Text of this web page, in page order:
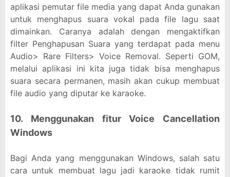
aplikasi pemutar file media yang dapat Anda gunakan
untuk menghapus suara vokal pada file lagu saat
dimainkan. Caranya adalah dengan mengaktifkan
filter Penghapusan Suara yang terdapat pada menu
Audio> Rare Filters> Voice Removal. Seperti GOM,
melalui aplikasi ini kita juga tidak bisa menghapus
suara secara permanen, masih akan cukup membuat
file audio yang diputar ke karaoke.
10. Menggunakan fitur Voice Cancellation
Windows
Bagi Anda yang menggunakan Windows, salah satu
cara untuk membuat lagu jadi karaoke tidak rumit